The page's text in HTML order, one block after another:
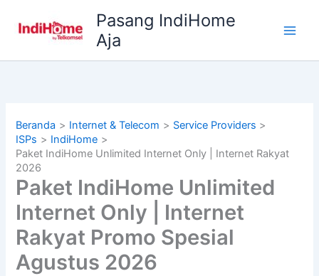
Pasang IndiHome
Aja
Beranda Internet & Telecom
Service Providers
ISPs
IndiHome
Paket IndiHome Unlimited Internet Only | Internet Rakyat
2026
Paket IndiHome Unlimited
Internet Only | Internet
Rakyat Promo Spesial
Agustus 2026